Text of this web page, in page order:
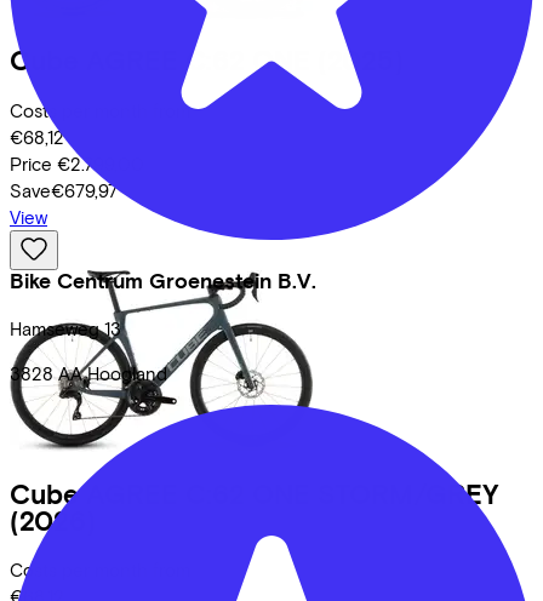
Bike Centrum Groenestein B.V.
Hamseweg 13
3828 AA Hoogland
Cube AGREE C:62 ONE (2025)
Costs per month from
€68,12
Price €2.799,00
Save€679,97
View
Cube AGREE C:62 ONE STORM/GREY
(2026)
Costs per month from
€68,12